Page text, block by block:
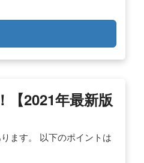
【2021年最新版
ます。 以下のポイントは